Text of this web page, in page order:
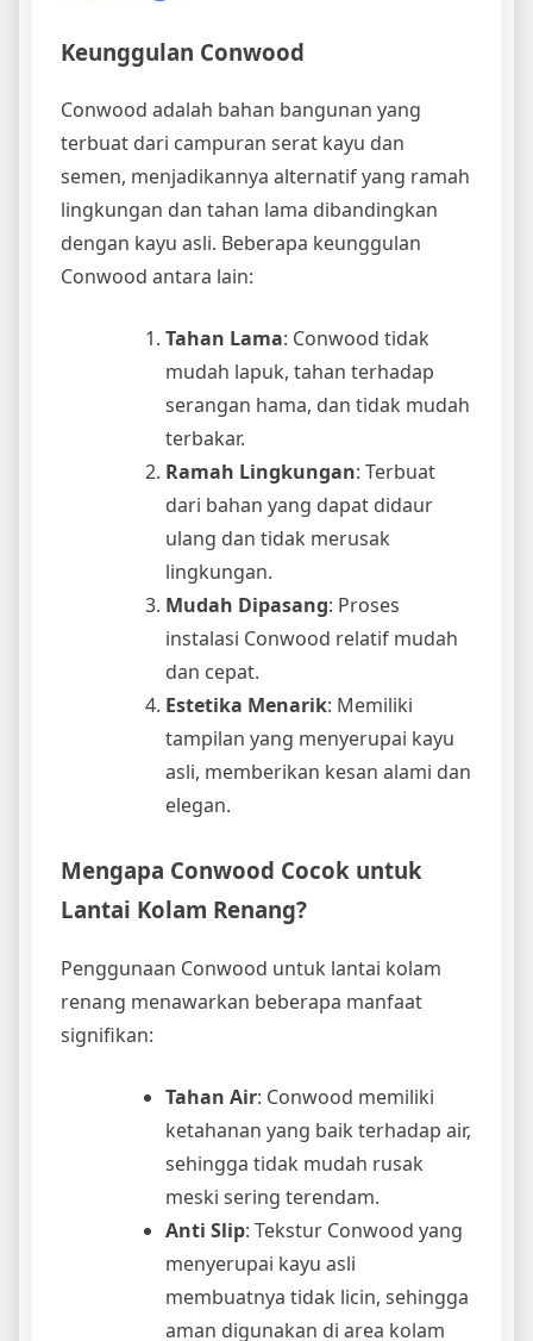
Keunggulan Conwood
Conwood adalah bahan bangunan yang
terbuat dari campuran serat kayu dan
semen, menjadikannya alternatif yang ramah
lingkungan dan tahan lama dibandingkan
dengan kayu asli. Beberapa keunggulan
Conwood antara lain:
Tahan Lama: Conwood tidak
mudah lapuk, tahan terhadap
serangan hama, dan tidak mudah
terbakar.
Ramah Lingkungan: Terbuat
dari bahan yang dapat didaur
ulang dan tidak merusak
lingkungan.
Mudah Dipasang: Proses
instalasi Conwood relatif mudah
dan cepat.
Estetika Menarik: Memiliki
tampilan yang menyerupai kayu
asli, memberikan kesan alami dan
elegan.
Mengapa Conwood Cocok untuk
Lantai Kolam Renang?
Penggunaan Conwood untuk lantai kolam
renang menawarkan beberapa manfaat
signifikan:
Tahan Air: Conwood memiliki
ketahanan yang baik terhadap air,
sehingga tidak mudah rusak
meski sering terendam.
Anti Slip: Tekstur Conwood yang
menyerupai kayu asli
membuatnya tidak licin, sehingga
aman digunakan di area kolam